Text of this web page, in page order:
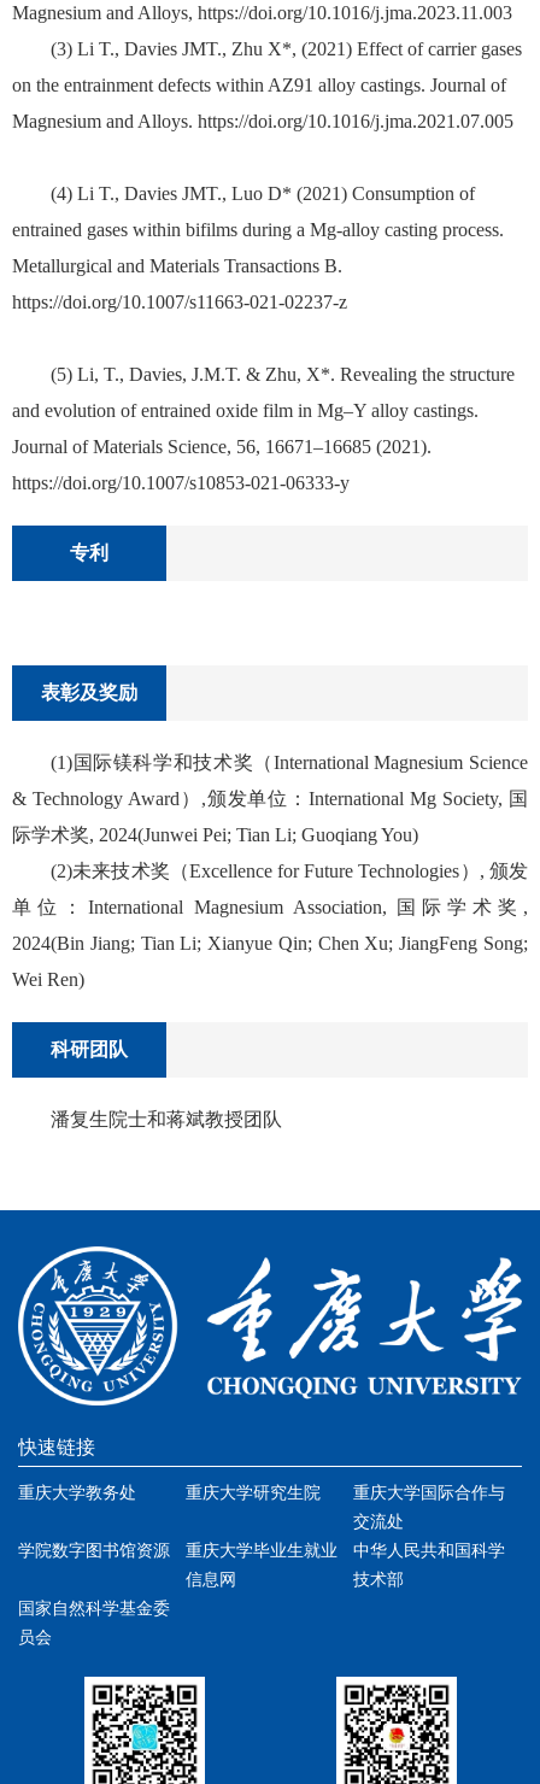
Magnesium and Alloys, https://doi.org/10.1016/j.jma.2023.11.003
(3) Li T., Davies JMT., Zhu X*, (2021) Effect of carrier gases
on the entrainment defects within AZ91 alloy castings. Journal of
Magnesium and Alloys. https://doi.org/10.1016/j.jma.2021.07.005
(4) Li T., Davies JMT., Luo D* (2021) Consumption of
entrained gases within bifilms during a Mg-alloy casting process.
Metallurgical and Materials Transactions B.
https://doi.org/10.1007/s11663-021-02237-z
(5) Li, T., Davies, J.M.T. & Zhu, X*. Revealing the structure
and evolution of entrained oxide film in Mg–Y alloy castings.
Journal of Materials Science, 56, 16671–16685 (2021).
https://doi.org/10.1007/s10853-021-06333-y
专利
表彰及奖励
(1)国际镁科学和技术奖（International Magnesium Science
& Technology Award）,颁发单位：International Mg Society, 国
际学术奖, 2024(Junwei Pei; Tian Li; Guoqiang You)
(2)未来技术奖（Excellence for Future Technologies）, 颁发
单位：International Magnesium Association, 国际学术奖,
2024(Bin Jiang; Tian Li; Xianyue Qin; Chen Xu; JiangFeng Song;
Wei Ren)
科研团队
潘复生院士和蒋斌教授团队
快速链接
重庆大学教务处 重庆大学研究生院
重庆大学国际合作与
交流处
学院数字图书馆资源
重庆大学毕业生就业
信息网
中华人民共和国科学
技术部
国家自然科学基金委
员会